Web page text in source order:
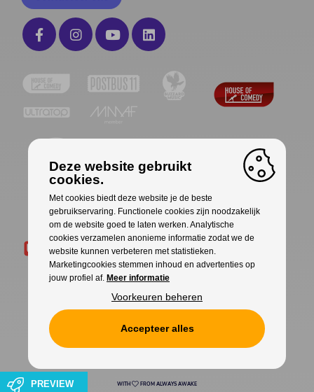
PREVIEW
Cookies Privacy
WITH FROM ALWAYS AWAKE
Deze website gebruikt
cookies.
Met cookies biedt deze website je de beste
gebruikservaring. Functionele cookies zijn noodzakelijk
om de website goed te laten werken. Analytische
cookies verzamelen anonieme informatie zodat we de
website kunnen verbeteren met statistieken.
Marketingcookies stemmen inhoud en advertenties op
jouw profiel af. Meer informatie
Voorkeuren beheren
Accepteer alles